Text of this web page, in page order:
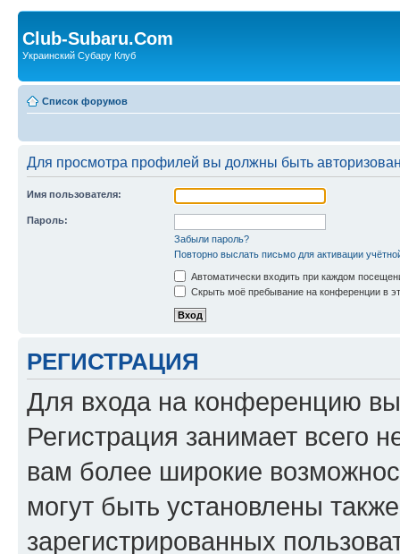
Club-Subaru.Com
Украинский Субару Клуб
Список форумов
Для просмотра профилей вы должны быть
Имя пользователя:
Пароль:
Забыли пароль?
Повторно выслать письмо для активации
Автоматически входить при каждом
Скрыть моё пребывание на конференции в
РЕГИСТРАЦИЯ
Для входа на конференцию
Регистрация занимает всего
вам более широкие
могут быть установлены
зарегистрированных